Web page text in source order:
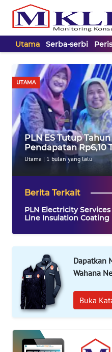
Utama Serba-serbi
UTAMA
PLN ES Tutup
Pendapatan Rp6,10
Utama | 1 bulan yang lalu
Berita Terkait
PLN Electricity
Line Insulation Coating
Dapatkan
Wahana
Buka
TV
Tutup
UTAMA
SERBA-
SERBI
INDEKS
KONTAK
KAMI